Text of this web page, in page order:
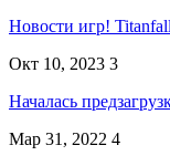
Новости игр!
Окт 10, 2023 3
Началась
Мар 31, 2022 4